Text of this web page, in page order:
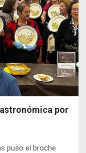
por
puso el broche